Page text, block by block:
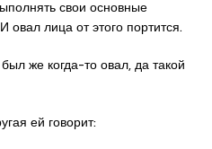
свои основные
овал лица от этого портится.
же когда-то овал, да такой
ей говорит: